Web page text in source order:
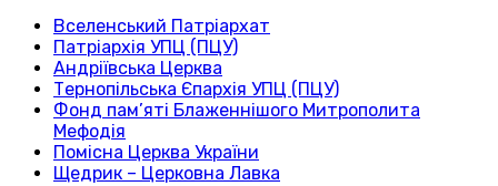
Вселенський Патріархат
Патріархія УПЦ (ПЦУ)
Андріївська Церква
Тернопільська Єпархія УПЦ (ПЦУ)
Фонд пам’яті Блаженнішого Митрополита
Мефодія
Помісна Церква України
Щедрик – Церковна Лавка